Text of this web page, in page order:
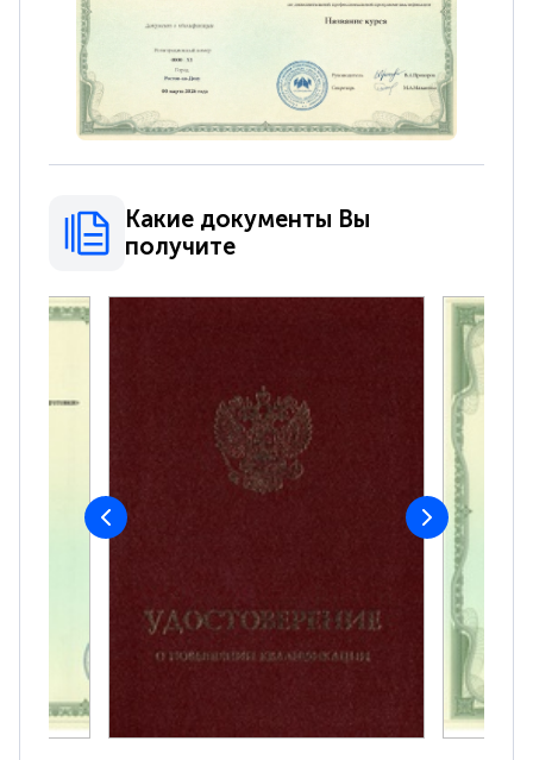
Какие документы Вы
получите